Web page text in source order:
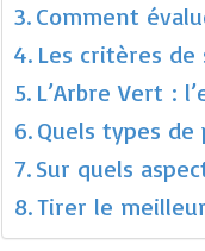
Comment
Les critères de
L’Arbre Vert :
Quels types de
Sur quels
Tirer le